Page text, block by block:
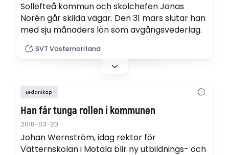
Sollefteå kommun och skolchefen Jonas
Norén går skilda vägar. Den 31 mars slutar han
med sju månaders lön som avgångsvederlag.
SVT Västernorrland
Ledarskap
Han får tunga rollen i kommunen
2018-03-23
Johan Wernström, idag rektor för
Vätternskolan i Motala blir ny utbildnings- och